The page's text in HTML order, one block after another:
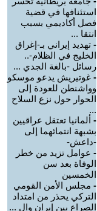
استئنافها في قضية
فصل أكاديمي بسبب
انتقا ...
- تهديد إيراني بـ-إغراق
الخليج في الظلام-..
رسائل -بالغة الجدي ...
- غوتيريش يدعو موسكو
وواشنطن للعودة إلى
الحوار حول نزع السلاح
...
- ألمانيا تعتقل عراقيين
بشبهة انتمائهما إلى
-داعش-
- عوامل تزيد من خطر
الوفاة بعد سن
الخمسين
- مجلس الأمن القومي
التركي يحذر من امتداد
الصراع بين إيران وال ...